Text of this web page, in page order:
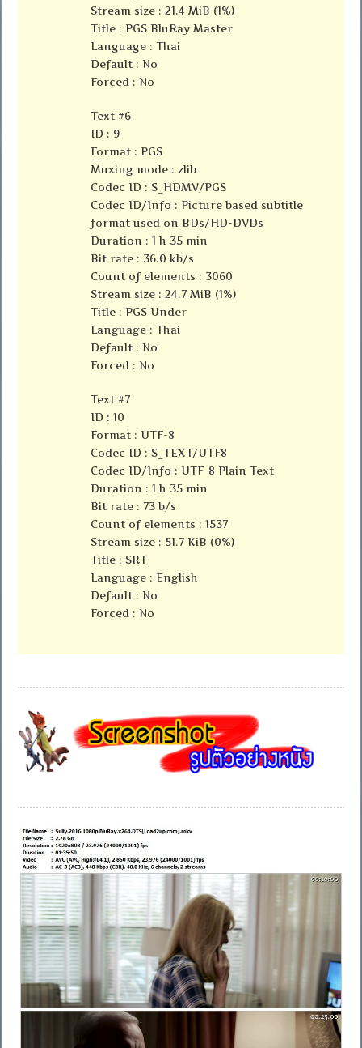
Stream size : 21.4 MiB (1%)
Title : PGS BluRay Master
Language : Thai
Default : No
Forced : No
Text #6
ID : 9
Format : PGS
Muxing mode : zlib
Codec ID : S_HDMV/PGS
Codec ID/Info : Picture based subtitle
format used on BDs/HD-DVDs
Duration : 1 h 35 min
Bit rate : 36.0 kb/s
Count of elements : 3060
Stream size : 24.7 MiB (1%)
Title : PGS Under
Language : Thai
Default : No
Forced : No
Text #7
ID : 10
Format : UTF-8
Codec ID : S_TEXT/UTF8
Codec ID/Info : UTF-8 Plain Text
Duration : 1 h 35 min
Bit rate : 73 b/s
Count of elements : 1537
Stream size : 51.7 KiB (0%)
Title : SRT
Language : English
Default : No
Forced : No